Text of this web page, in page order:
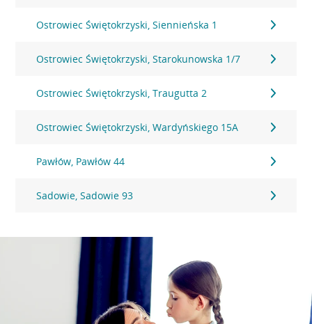
Ostrowiec Świętokrzyski, Siennieńska 1
Ostrowiec Świętokrzyski, Starokunowska 1/7
Ostrowiec Świętokrzyski, Traugutta 2
Ostrowiec Świętokrzyski, Wardyńskiego 15A
Pawłów, Pawłów 44
Sadowie, Sadowie 93